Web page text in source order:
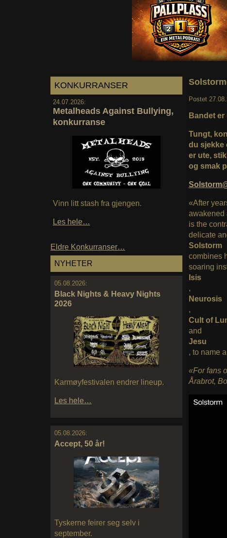
KONKURRANSER
24.07.2026:
Metalheads Against Bullying,
konkurranse
Vinn litt stash fra gjengen.
Les hele…
Eldre Konkurranser…
NYHETER
05.08.2026:
Black Nights & Heavy Nights
2026
Karmøyfestivalen endrer lineup.
Les hele…
05.08.2026:
Accept, 50 år!
Tyskerne feirer seg selv i
september.
Postet
Bandet
Tungt,
du sjekke
er ute,
og smak
«After
awakened
is the
delicate
Solstorm
combines
soaring
Isis
,
Neurosis
,
Cult of
and
Jesu
, to name
«For fans
Årabrot,